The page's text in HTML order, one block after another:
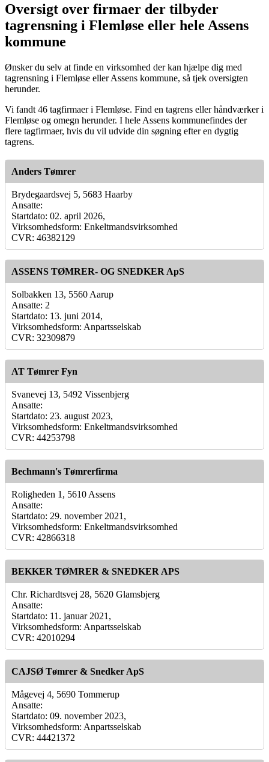
Oversigt over firmaer der tilbyder
tagrensning i Flemløse eller hele Assens
kommune
Ønsker du selv at finde en virksomhed der kan hjælpe dig med
tagrensning i Flemløse eller Assens kommune, så tjek oversigten
herunder.
Vi fandt 46 tagfirmaer i Flemløse. Find en tagrens eller håndværker i
Flemløse og omegn herunder. I hele Assens kommunefindes der
flere tagfirmaer, hvis du vil udvide din søgning efter en dygtig
tagrens.
Anders Tømrer
Brydegaardsvej 5, 5683 Haarby
Ansatte:
Startdato: 02. april 2026,
Virksomhedsform: Enkeltmandsvirksomhed
CVR: 46382129
ASSENS TØMRER- OG SNEDKER ApS
Solbakken 13, 5560 Aarup
Ansatte: 2
Startdato: 13. juni 2014,
Virksomhedsform: Anpartsselskab
CVR: 32309879
AT Tømrer Fyn
Svanevej 13, 5492 Vissenbjerg
Ansatte:
Startdato: 23. august 2023,
Virksomhedsform: Enkeltmandsvirksomhed
CVR: 44253798
Bechmann's Tømrerfirma
Roligheden 1, 5610 Assens
Ansatte:
Startdato: 29. november 2021,
Virksomhedsform: Enkeltmandsvirksomhed
CVR: 42866318
BEKKER TØMRER & SNEDKER APS
Chr. Richardtsvej 28, 5620 Glamsbjerg
Ansatte:
Startdato: 11. januar 2021,
Virksomhedsform: Anpartsselskab
CVR: 42010294
CAJSØ Tømrer & Snedker ApS
Mågevej 4, 5690 Tommerup
Ansatte:
Startdato: 09. november 2023,
Virksomhedsform: Anpartsselskab
CVR: 44421372